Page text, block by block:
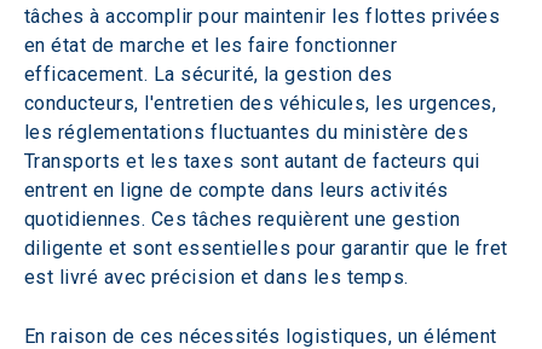
tâches à accomplir pour maintenir les flottes privées
en état de marche et les faire fonctionner
efficacement. La sécurité, la gestion des
conducteurs, l'entretien des véhicules, les urgences,
les réglementations fluctuantes du ministère des
Transports et les taxes sont autant de facteurs qui
entrent en ligne de compte dans leurs activités
quotidiennes. Ces tâches requièrent une gestion
diligente et sont essentielles pour garantir que le fret
est livré avec précision et dans les temps.
En raison de ces nécessités logistiques, un élément